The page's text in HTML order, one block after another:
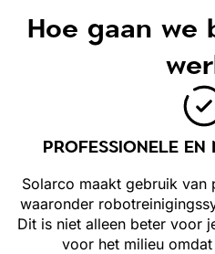
Hoe gaan we
PROFESSIONELE EN
Solarco maakt gebruik van
waaronder
Dit is niet alleen beter voor
voor het milieu